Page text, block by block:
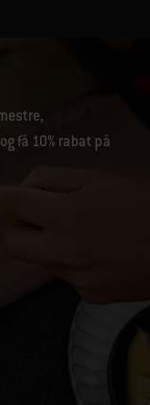
få 10% rabat på